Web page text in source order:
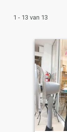
1 - 13 van 13